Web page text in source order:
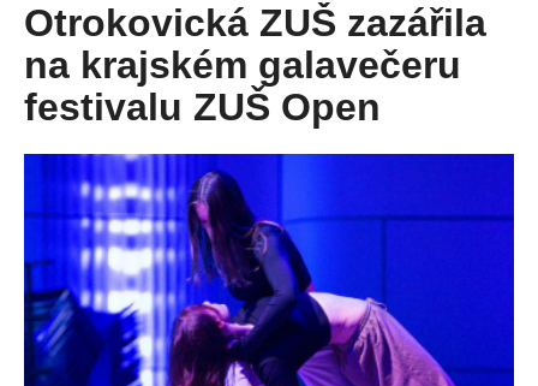
Otrokovická ZUŠ zazářila
na krajském galavečeru
festivalu ZUŠ Open